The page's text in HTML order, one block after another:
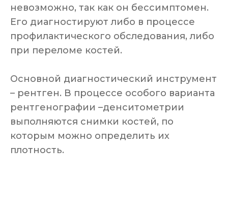
невозможно, так как он бессимптомен.
Его диагностируют либо в процессе
профилактического обследования, либо
при переломе костей.
Основной диагностический инструмент
– рентген. В процессе особого варианта
рентгенографии –денситометрии
выполняются снимки костей, по
которым можно определить их
плотность.